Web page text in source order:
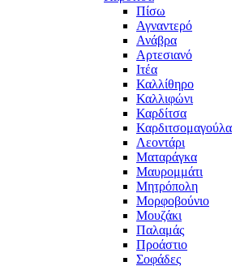
Πίσω
Αγναντερό
Ανάβρα
Αρτεσιανό
Ιτέα
Καλλίθηρο
Καλλιφώνι
Καρδίτσα
Καρδιτσομαγούλα
Λεοντάρι
Ματαράγκα
Μαυρομμάτι
Μητρόπολη
Μορφοβούνιο
Μουζάκι
Παλαμάς
Προάστιο
Σοφάδες